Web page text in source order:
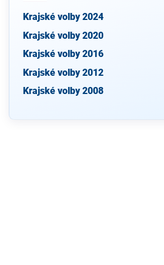
Krajské volby 2024
Krajské volby 2020
Krajské volby 2016
Krajské volby 2012
Krajské volby 2008